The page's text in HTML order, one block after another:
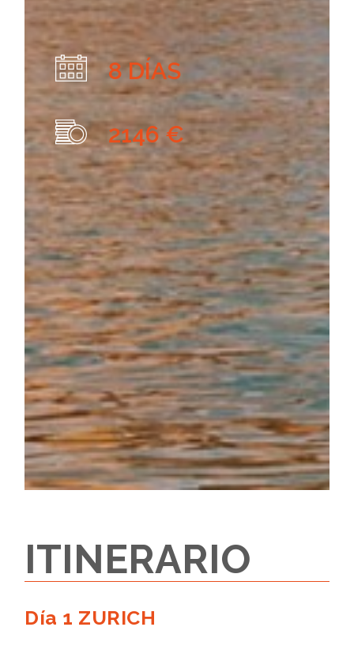
8 DÍAS
2146 €
ITINERARIO
Día 1 ZURICH